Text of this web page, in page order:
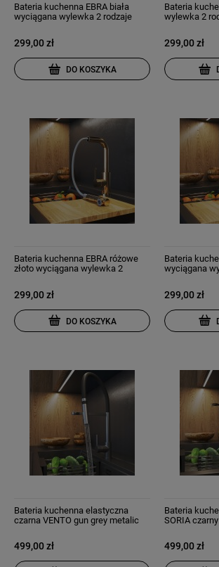
Bateria kuchenna EBRA biała
wyciągana wylewka 2 rodzaje
299,00 zł
DO KOSZYKA
Bateria
wylewka 2
299,00 zł
Bateria kuchenna EBRA różowe
złoto wyciągana wylewka 2
299,00 zł
DO KOSZYKA
Bateria
wyciągana
299,00 zł
Bateria kuchenna elastyczna
czarna VENTO gun grey metalic
499,00 zł
Bateria
SORIA
499,00 zł